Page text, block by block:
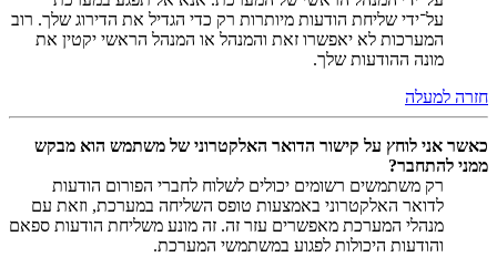
על־ידי שליחת הודעות מיותרות רק כדי הגדיל את הדירוג שלך. רוב
המערכות לא יאפשרו זאת והמנהל או המנהל הראשי יקטין את
מונה ההודעות שלך.
חזרה למעלה
כאשר אני לוחץ על קישור הדואר האלקטרוני של משתמש הוא מבקש
ממני להתחבר?
רק משתמשים רשומים יכולים לשלוח לחברי הפורום הודעות
לדואר האלקטרוני באמצעות טופס השליחה במערכת, וזאת עם
מנהלי המערכת מאפשרים עזר זה. זה מונע משליחת הודעות ספאם
והודעות היכולות לפגוע במשתמשי המערכת.